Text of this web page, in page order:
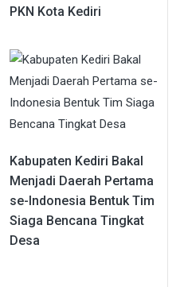
PKN Kota Kediri
Kabupaten Kediri Bakal
Menjadi Daerah Pertama
se-Indonesia Bentuk Tim
Siaga Bencana Tingkat
Desa